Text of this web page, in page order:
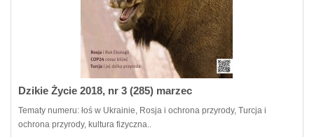
Dzikie Życie 2018, nr 3 (285) marzec
Tematy numeru: łoś w Ukrainie, Rosja i ochrona przyrody, Turcja i
ochrona przyrody, kultura fizyczna..